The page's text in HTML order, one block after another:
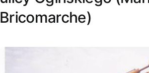
Bricomarche)